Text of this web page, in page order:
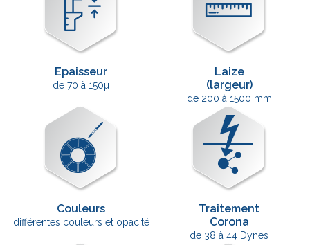
Epaisseur
de 70 à 150µ
Laize
(largeur)
de 200 à 1500 mm
Couleurs
différentes couleurs et opacité
Traitement
Corona
de 38 à 44 Dynes